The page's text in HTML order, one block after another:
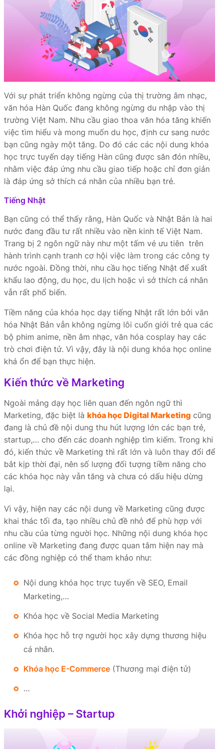
Với sự phát triển không ngừng của thị trường âm nhạc,
văn hóa Hàn Quốc đang không ngừng du nhập vào thị
trường Việt Nam. Nhu cầu giao thoa văn hóa tăng khiến
việc tìm hiểu và mong muốn du học, định cư sang nước
bạn cũng ngày một tăng. Do đó các các nội dung khóa
học trực tuyến dạy tiếng Hàn cũng được săn đón nhiều,
nhằm việc đáp ứng nhu cầu giao tiếp hoặc chỉ đơn giản
là đáp ứng sở thích cá nhân của nhiều bạn trẻ.
Tiếng Nhật
Bạn cũng có thể thấy rằng, Hàn Quốc và Nhật Bản là hai
nước đang đầu tư rất nhiều vào nền kinh tế Việt Nam.
Trang bị 2 ngôn ngữ này như một tấm vé ưu tiên trên
hành trình cạnh tranh cơ hội việc làm trong các công ty
nước ngoài. Đồng thời, nhu cầu học tiếng Nhật để xuất
khẩu lao động, du học, du lịch hoặc vì sở thích cá nhân
vẫn rất phổ biến.
Tiềm năng của khóa học dạy tiếng Nhật rất lớn bởi văn
hóa Nhật Bản vẫn không ngừng lôi cuốn giới trẻ qua các
bộ phim anime, nền âm nhạc, văn hóa cosplay hay các
trò chơi điện tử. Vì vậy, đây là nội dung khóa học online
khá ổn để bạn thực hiện.
Kiến thức về Marketing
Ngoài mảng dạy học liên quan đến ngôn ngữ thì
Marketing, đặc biệt là khóa học Digital Marketing cũng
đang là chủ đề nội dung thu hút lượng lớn các bạn trẻ,
startup,… cho đến các doanh nghiệp tìm kiếm. Trong khi
đó, kiến thức về Marketing thì rất lớn và luôn thay đổi để
bắt kịp thời đại, nên số lượng đối tượng tiềm năng cho
các khóa học này vẫn tăng và chưa có dấu hiệu dừng
lại.
Vì vậy, hiện nay các nội dung về Marketing cũng được
khai thác tối đa, tạo nhiều chủ đề nhỏ để phù hợp với
nhu cầu của từng người học. Những nội dung khóa học
online về Marketing đang được quan tâm hiện nay mà
các đồng nghiệp có thể tham khảo như:
Nội dung khóa học trực tuyến về SEO, Email
Marketing,…
Khóa học về Social Media Marketing
Khóa học hỗ trợ người học xây dựng thương hiệu
cá nhân.
Khóa học E-Commerce (Thương mại điện tử)
…
Khởi nghiệp – Startup